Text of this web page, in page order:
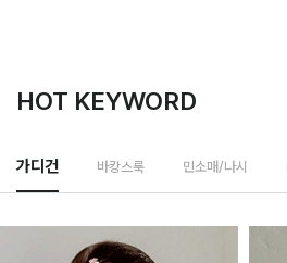
HOT KEYWORD
가디건 바캉스룩 민소매/나시